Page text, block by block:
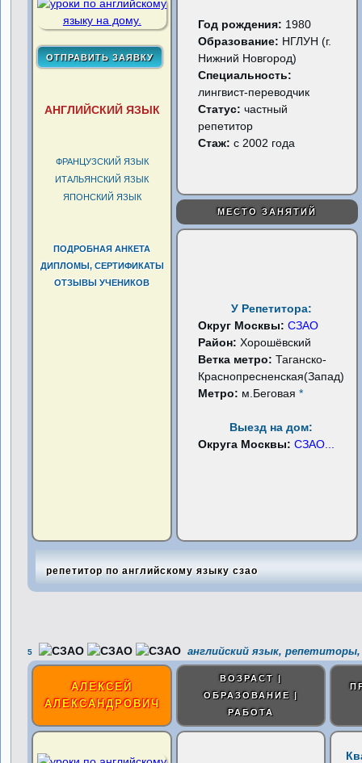
АНГЛИЙСКИЙ ЯЗЫК
ФРАНЦУЗСКИЙ ЯЗЫК
ИТАЛЬЯНСКИЙ ЯЗЫК
ЯПОНСКИЙ ЯЗЫК
ПОДРОБНАЯ АНКЕТА
ДИПЛОМЫ, СЕРТИФИКАТЫ
ОТЗЫВЫ УЧЕНИКОВ
Год рождения: 1980
Образование: НГЛУН (г.
Нижний Новгород)
Специальность:
лингвист-переводчик
Статус:частный
репетитор
Стаж: с 2002 года
МЕСТО ЗАНЯТИЙ
У Репетитора:
Округ Москвы:СЗАО
Район:Хорошёвский
Ветка метро:Таганско-
Краснопресненская(Запад)
Метро: м.Беговая*
Выезд на дом:
Округа Москвы:СЗАО
репетитор по английскому языку сзао
5 английский язык, репетиторы,
АЛЕКСЕЙ
АЛЕКСАНДРОВИЧ
ВОЗРАСТ |
ОБРАЗОВАНИЕ |
РАБОТА